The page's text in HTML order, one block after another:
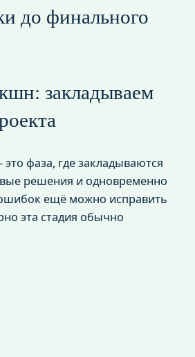
до финального
закладываем
фаза, где закладываются
решения и одновременно
ещё можно исправить
эта стадия обычно